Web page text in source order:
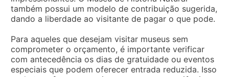
também possui um modelo de contribuição sugerida,
dando a liberdade ao visitante de pagar o que pode.
Para aqueles que desejam visitar museus sem
comprometer o orçamento, é importante verificar
com antecedência os dias de gratuidade ou eventos
especiais que podem oferecer entrada reduzida. Isso